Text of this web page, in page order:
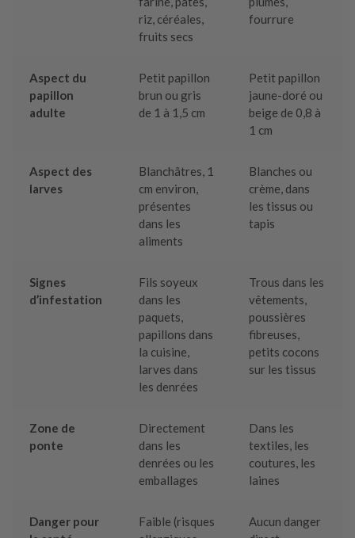
riz, céréales,
fruits secs
fourrure
Aspect du
papillon
adulte
Petit papillon
brun ou gris
de 1 à 1,5 cm
Petit papillon
jaune-doré ou
beige de 0,8 à
1 cm
Aspect des
larves
Blanchâtres, 1
cm environ,
présentes
dans les
aliments
Blanches ou
crème, dans
les tissus ou
tapis
Signes
d’infestation
Fils soyeux
dans les
paquets,
papillons dans
la cuisine,
larves dans
les denrées
Trous dans les
vêtements,
poussières
fibreuses,
petits cocons
sur les tissus
Zone de
ponte
Directement
dans les
denrées ou les
emballages
Dans les
textiles, les
coutures, les
laines
Danger pour
Faible (risques
Aucun danger